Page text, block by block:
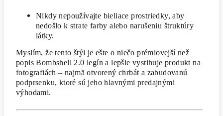
Nikdy nepoužívajte bieliace prostriedky, aby
nedošlo k strate farby alebo narušeniu štruktúry
látky.
Myslím, že tento štýl je ešte o niečo prémiovejší než
popis Bombshell 2.0 legín a lepšie vystihuje produkt na
fotografiách – najmä otvorený chrbát a zabudovanú
podprsenku, ktoré sú jeho hlavnými predajnými
výhodami.